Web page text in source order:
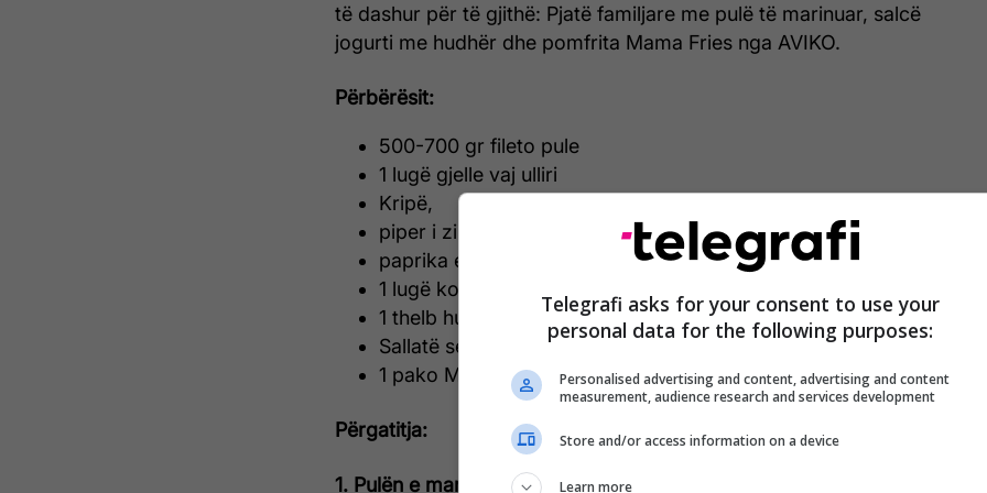
të dashur për të gjithë: Pjatë familjare me pulë të marinuar, salcë
jogurti me hudhër dhe pomfrita Mama Fries nga AVIKO.
Përbërësit:
500-700 gr fileto pule
1 lugë gjelle vaj ulliri
Kripë,
piper i zi,
paprika e ëmbël
1 lugë kos i trashë
1 thelb hudhër
Sallatë sezonale (domate, kastravec, rukola)
1 pako Mama Fries nga AVIKO
Përgatitja:
1. Pulën e marinuar
Telegrafi asks for your consent to use your
personal data for the following purposes:
Personalised advertising and content, advertising and content
measurement, audience research and services development
Store and/or access information on a device
Learn more